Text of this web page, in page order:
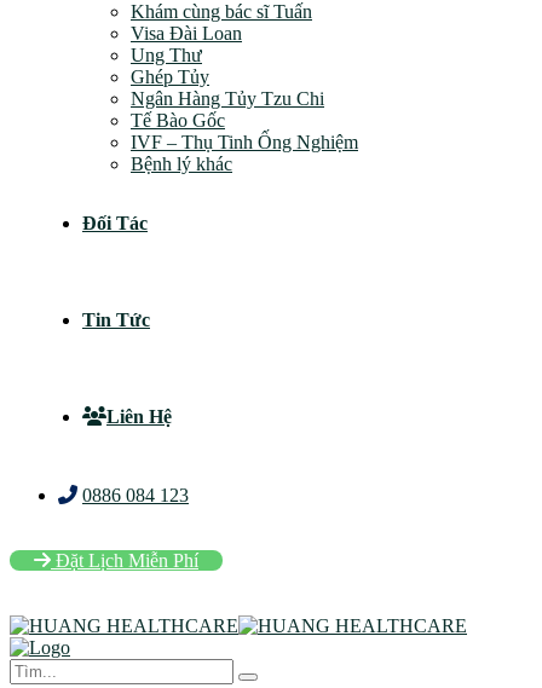
Khám cùng bác sĩ Tuấn
Visa Đài Loan
Ung Thư
Ghép Tủy
Ngân Hàng Tủy Tzu Chi
Tế Bào Gốc
IVF – Thụ Tinh Ống Nghiệm
Bệnh lý khác
Đối Tác
Tin Tức
Liên Hệ
0886 084 123
Đặt Lịch Miễn Phí